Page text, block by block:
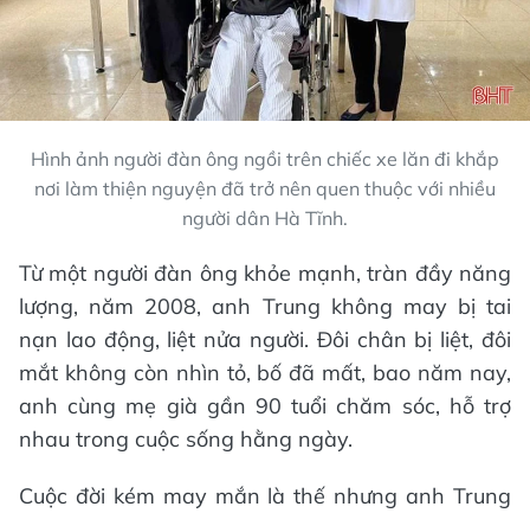
Hình ảnh người đàn ông ngồi trên chiếc xe lăn đi khắp
nơi làm thiện nguyện đã trở nên quen thuộc với nhiều
người dân Hà Tĩnh.
Từ một người đàn ông khỏe mạnh, tràn đầy năng
lượng, năm 2008, anh Trung không may bị tai
nạn lao động, liệt nửa người. Đôi chân bị liệt, đôi
mắt không còn nhìn tỏ, bố đã mất, bao năm nay,
anh cùng mẹ già gần 90 tuổi chăm sóc, hỗ trợ
nhau trong cuộc sống hằng ngày.
Cuộc đời kém may mắn là thế nhưng anh Trung